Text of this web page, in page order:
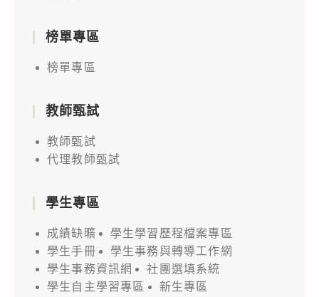
榜單專區
榜單專區
教師甄試
教師甄試
代理教師甄試
學生專區
成績缺曠
學生學習歷程檔案專區
學生手冊
學生事務與轉導工作網
學生事務資訊網
社團選填系統
學生自主學習專區
新生專區